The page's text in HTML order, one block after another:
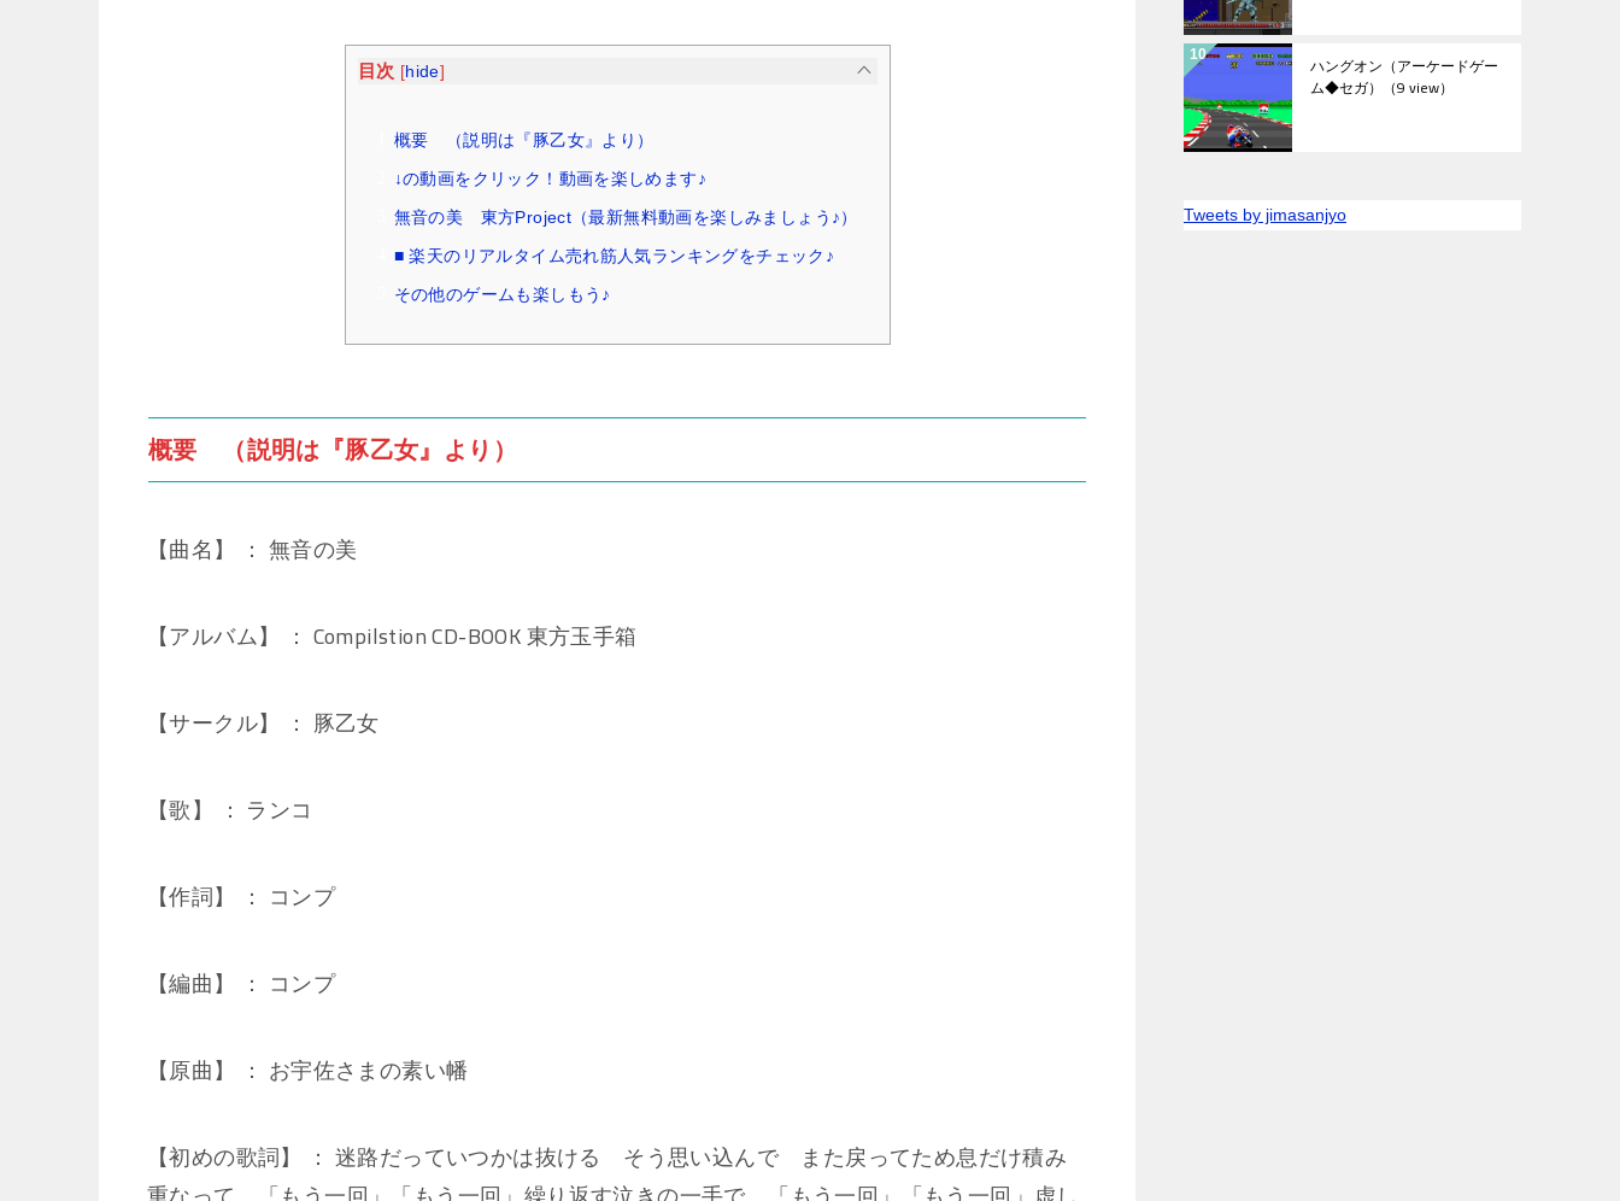
目次 [hide]
概要 （説明は『豚乙女』より）
↓の動画をクリック！動画を楽しめます♪
無音の美 東方Project（最新無料動画を楽しみましょう♪）
■ 楽天のリアルタイム売れ筋人気ランキングをチェック♪
その他のゲームも楽しもう♪
概要 （説明は『豚乙女』より）
【曲名】 ： 無音の美
【アルバム】 ： Compilstion CD-BOOK 東方玉手箱
【サークル】 ： 豚乙女
【歌】 ： ランコ
【作詞】 ： コンプ
【編曲】 ： コンプ
【原曲】 ： お宇佐さまの素い幡
【初めの歌詞】 ： 迷路だっていつかは抜ける そう思い込んで また戻ってため息だけ積み
ハングオン（アーケードゲー
ム◆セガ） （9 view）
Tweets by jimasanjyo